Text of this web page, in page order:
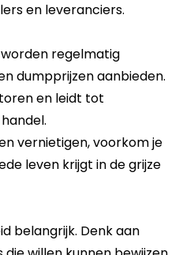
en leveranciers.
regelmatig
dumpprijzen aanbieden.
en leidt tot
vernietigen, voorkom je
leven krijgt in de grijze
belangrijk. Denk aan